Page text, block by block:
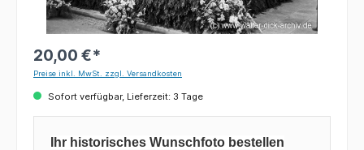
20,00 €*
Preise inkl. MwSt. zzgl. Versandkosten
Sofort verfügbar, Lieferzeit: 3 Tage
Ihr historisches Wunschfoto bestellen